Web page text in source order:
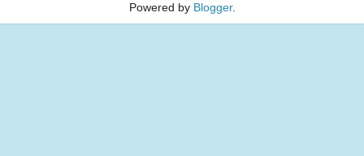
Powered by Blogger.